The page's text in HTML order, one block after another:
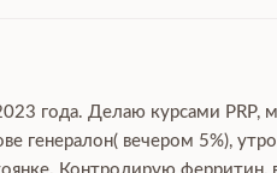
года. Делаю курсами
генералон( вечером 5%),